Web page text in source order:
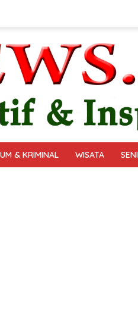
& KRIMINAL WISATA SENI